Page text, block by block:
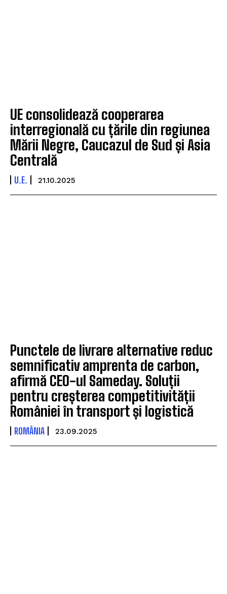
UE consolidează cooperarea
interregională cu țările din regiunea
Mării Negre, Caucazul de Sud și Asia
Centrală
U.E. 21.10.2025
Punctele de livrare alternative reduc
semnificativ amprenta de carbon,
afirmă CEO-ul Sameday. Soluții
pentru creșterea competitivității
României în transport și logistică
ROMÂNIA 23.09.2025